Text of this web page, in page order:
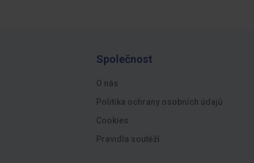
Společnost
O nás
Politika ochrany osobních údajů
Cookies
Pravidla soutěží